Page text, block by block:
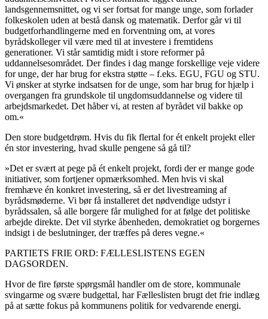
landsgennemsnittet, og vi ser fortsat for mange unge, som forlader
folkeskolen uden at bestå dansk og matematik. Derfor går vi til
budgetforhandlingerne med en forventning om, at vores
byrådskolleger vil være med til at investere i fremtidens
generationer. Vi står samtidig midt i store reformer på
uddannelsesområdet. Der findes i dag mange forskellige veje videre
for unge, der har brug for ekstra støtte – f.eks. EGU, FGU og STU.
Vi ønsker at styrke indsatsen for de unge, som har brug for hjælp i
overgangen fra grundskole til ungdomsuddannelse og videre til
arbejdsmarkedet. Det håber vi, at resten af byrådet vil bakke op
om.«
Den store budgetdrøm. Hvis du fik flertal for ét enkelt projekt eller
én stor investering, hvad skulle pengene så gå til?
»Det er svært at pege på ét enkelt projekt, fordi der er mange gode
initiativer, som fortjener opmærksomhed. Men hvis vi skal
fremhæve én konkret investering, så er det livestreaming af
byrådsmøderne. Vi bør få installeret det nødvendige udstyr i
byrådssalen, så alle borgere får mulighed for at følge det politiske
arbejde direkte. Det vil styrke åbenheden, demokratiet og borgernes
indsigt i de beslutninger, der træffes på deres vegne.«
PARTIETS FRIE ORD: FÆLLESLISTENS EGEN
DAGSORDEN.
Hvor de fire første spørgsmål handler om de store, kommunale
svingarme og svære budgettal, har Fælleslisten brugt det frie indlæg
på at sætte fokus på kommunens politik for vedvarende energi.